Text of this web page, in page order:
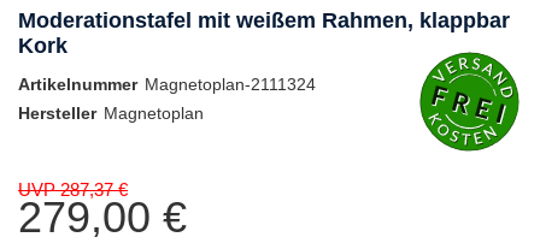
Moderationstafel mit weißem Rahmen, klappbar
Kork
Artikelnummer Magnetoplan-2111324
Hersteller Magnetoplan
UVP 287,37 €
279,00 €